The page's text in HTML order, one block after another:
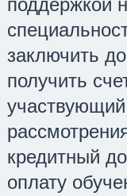
поддержкой
заключить
получить
кредитный
оплату